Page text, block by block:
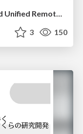
Vector Map as Language: Toward Unified Remote Sensing Vector Mapping
3 150